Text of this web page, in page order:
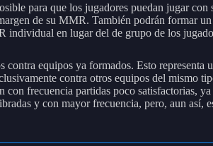
para que los jugadores puedan jugar
de su MMR. También podrán formar
individual en lugar del de grupo de los
equipos ya formados. Esto representa
contra otros equipos del mismo
frecuencia partidas poco satisfactorias,
y con mayor frecuencia, pero, aun